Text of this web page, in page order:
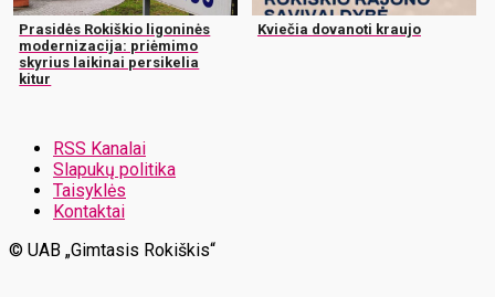
Prasidės Rokiškio ligoninės
modernizacija: priėmimo
skyrius laikinai persikelia
kitur
Kviečia dovanoti kraujo
RSS Kanalai
Slapukų politika
Taisyklės
Kontaktai
© UAB „Gimtasis Rokiškis“